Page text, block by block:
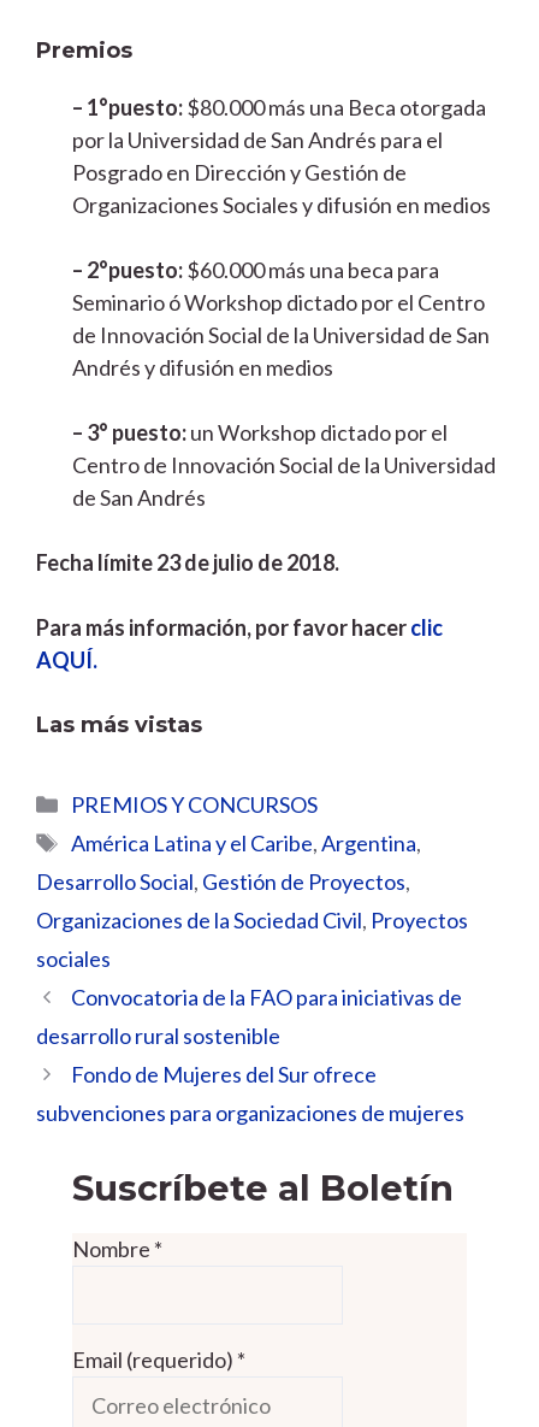
Premios
– 1°puesto:$80.000 más una Beca otorgada
por la Universidad de San Andrés para el
Posgrado en Dirección y Gestión de
Organizaciones Sociales y difusión en medios
– 2°puesto:$60.000 más una beca para
Seminario ó Workshop dictado por el Centro
de Innovación Social de la Universidad de San
Andrés y difusión en medios
– 3° puesto:un Workshop dictado por el
Centro de Innovación Social de la Universidad
de San Andrés
Fecha límite 23 de julio de 2018.
Para más información, por favor hacerclic
AQUÍ.
Las más vistas
Categorías
PREMIOS Y CONCURSOS
Etiquetas
América Latina y el Caribe,Argentina,
Desarrollo Social, Gestión de Proyectos,
Organizaciones de la Sociedad Civil, Proyectos
sociales
Convocatoria de la FAO para iniciativas de
desarrollo rural sostenible
Fondo de Mujeres del Sur ofrece
subvenciones para organizaciones de mujeres
Suscríbete al Boletín
Nombre *
Email (requerido) *